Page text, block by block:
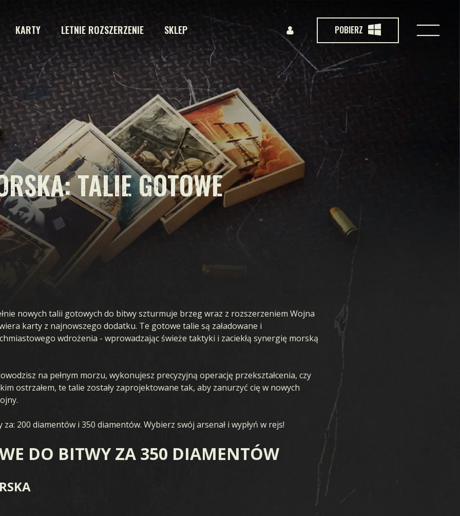
KARTY LETNIE ROZSZERZENIE SKLEP POBIERZ
TALIE GOTOWE
nowych talii gotowych do bitwy szturmuje brzeg wraz z rozszerzeniem Wojna
karty z najnowszego dodatku. Te gotowe talie są załadowane i
wdrożenia - wprowadzając świeże taktyki i zaciekłą synergię morską
na pełnym morzu, wykonujesz precyzyjną operację przekształcenia, czy
ostrzałem, te talie zostały zaprojektowane tak, aby zanurzyć cię w nowych
200 diamentów i 350 diamentów. Wybierz swój arsenał i wypłyń w rejs!
DO BITWY ZA 350 DIAMENTÓW